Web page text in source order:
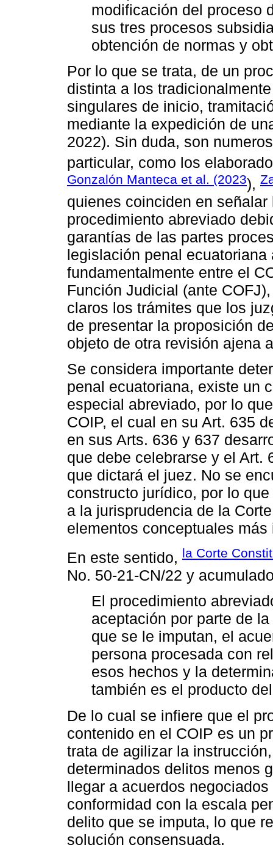
modificación del proceso
sus tres procesos
obtención de normas y
Por lo que se trata, de un
distinta a los
singulares de inicio,
mediante la expedición de
2022). Sin duda, son
particular, como los
Gonzalón Manteca et al. (2023),
quienes coinciden en
procedimiento abreviado
garantías de las partes
legislación penal
fundamentalmente entre el
Función Judicial (ante
claros los trámites que los
de presentar la proposición
objeto de otra revisión ajena
Se considera importante
penal ecuatoriana, existe un
especial abreviado, por lo
COIP, el cual en su Art. 635
en sus Arts. 636 y 637
que debe celebrarse y el Art.
que dictará el juez. No se
constructo jurídico, por lo
a la jurisprudencia de la
elementos conceptuales más
En este sentido, la Corte
No. 50-21-CN/22 y
El procedimiento
aceptación por parte de
que se le imputan, el
persona procesada con
esos hechos y la
también es el producto
De lo cual se infiere que el
contenido en el COIP es un
trata de agilizar la
determinados delitos menos
llegar a acuerdos
conformidad con la escala
delito que se imputa, lo que
solución consensuada.